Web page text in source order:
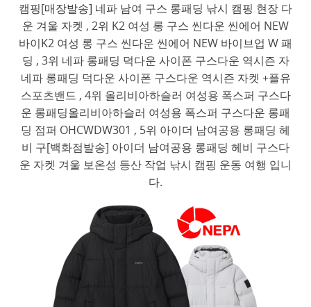
캠핑[매장발송] 네파 남여 구스 롱패딩 낚시 캠핑 현장 다
운 겨울 자켓 , 2위 K2 여성 롱 구스 씬다운 씬에어 NEW
바이K2 여성 롱 구스 씬다운 씬에어 NEW 바이브업 W 패
딩 , 3위 네파 롱패딩 덕다운 사이폰 구스다운 역시즌 자
네파 롱패딩 덕다운 사이폰 구스다운 역시즌 자켓 +플유
스포츠밴드 , 4위 올리비아하슬러 여성용 폭스퍼 구스다
운 롱패딩올리비아하슬러 여성용 폭스퍼 구스다운 롱패
딩 점퍼 OHCWDW301 , 5위 아이더 남여공용 롱패딩 헤
비 구[백화점발송] 아이더 남여공용 롱패딩 헤비 구스다
운 자켓 겨울 보온성 등산 작업 낚시 캠핑 운동 여행 입니
다.